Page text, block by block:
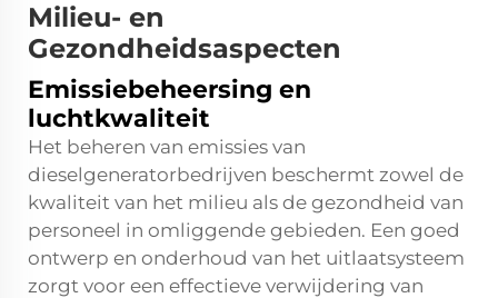
Milieu- en
Gezondheidsaspecten
Emissiebeheersing en
luchtkwaliteit
Het beheren van emissies van
dieselgeneratorbedrijven beschermt zowel de
kwaliteit van het milieu als de gezondheid van
personeel in omliggende gebieden. Een goed
ontwerp en onderhoud van het uitlaatsysteem
zorgt voor een effectieve verwijdering van